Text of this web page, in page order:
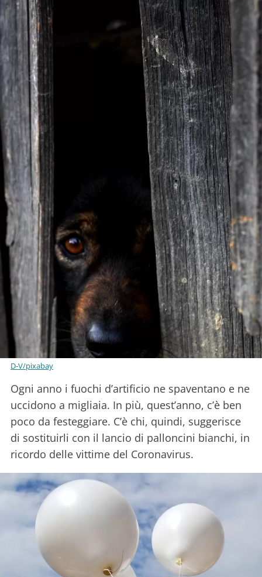
D-V/pixabay
Ogni anno i fuochi d’artificio ne spaventano e ne
uccidono a migliaia. In più, quest’anno, c’è ben
poco da festeggiare. C’è chi, quindi, suggerisce
di sostituirli con il lancio di palloncini bianchi, in
ricordo delle vittime del Coronavirus.